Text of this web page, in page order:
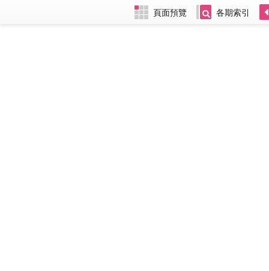
頁面預覽 各期索引